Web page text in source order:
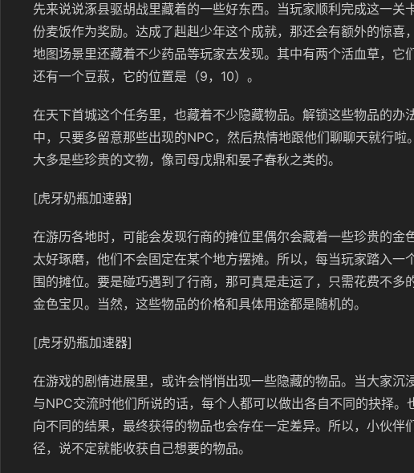
先来说说涿县驱胡战里藏着的一些好东西。当玩家顺利完成这一关
份麦饭作为奖励。达成了赳赳少年这个成就，那还会有额外的惊喜
地图场景里还藏着不少药品等玩家去发现。其中有两个活血草，它
还有一个豆菽，它的位置是（9，10）。
在天下首城这个任务里，也藏着不少隐藏物品。解锁这些物品的办
中，只要多留意那些出现的NPC，然后热情地跟他们聊聊天就行啦
大多是些珍贵的文物，像司母戊鼎和晏子春秋之类的。
[虎牙奶瓶加速器]
在游历各地时，可能会发现行商的摊位里偶尔会藏着一些珍贵的金
太好琢磨，他们不会固定在某个地方摆摊。所以，每当玩家踏入一
围的摊位。要是碰巧遇到了行商，那可真是走运了，只需花费不多
金色宝贝。当然，这些物品的价格和具体用途都是随机的。
[虎牙奶瓶加速器]
在游戏的剧情进展里，或许会悄悄出现一些隐藏的物品。当大家沉
与NPC交流时他们所说的话，每个人都可以做出各自不同的抉择。
向不同的结果，最终获得的物品也会存在一定差异。所以，小伙伴
径，说不定就能收获自己想要的物品。